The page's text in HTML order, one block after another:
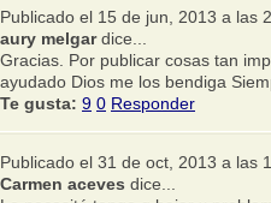
Publicado el 15 de jun, 2013 a las
aury melgardice...
Gracias. Por publicar cosas tan
ayudado Dios me los bendiga
Te gusta: 9 0 Responder
Publicado el 31 de oct, 2013 a las
Carmen aceves dice...